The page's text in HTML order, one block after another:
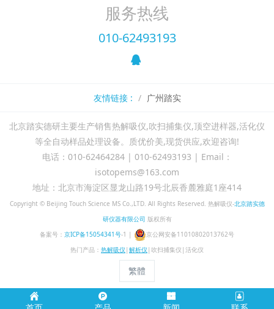
服务热线
010-62493193
友情链接 : 广州踏实
北京踏实德研主要生产销售热解吸仪,吹扫捕集仪,顶空进样器,活化仪
等全自动样品处理设备。质优价美,现货供应,欢迎咨询!
电话：010-62464284 | 010-62493193 | Email：
isotopems@163.com
地址：北京市海淀区显龙山路19号北辰香麓雅庭1座414
Copyright © Beijing Touch Science MS Co.,LTD. All Rights Reserved. 热解吸仪-北京踏实德
研仪器有限公司 版权所有
备案号： 京ICP备15054341号-1 |
京公网安备11010802013762号
热门产品： 热解吸仪 | 解析仪 |吹扫捕集仪|活化仪
繁體